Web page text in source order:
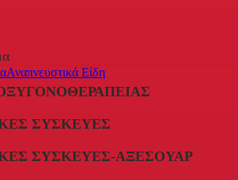
Αναπνευστικά Είδη
ΣΥΣΚΕΥΈΣ
ΣΥΣΚΕΥΈΣ-ΑΞΕΣΟΥΆΡ